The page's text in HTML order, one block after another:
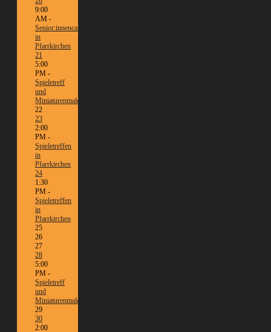
9:00
AM -
Senior:innencafé
in
Pfarrkirchen
21
5:00
PM -
Spieletreff
und
Miniaturenmalen/Tabletop
22
23
2:00
PM -
Spieletreffen
in
Pfarrkirchen
24
1:30
PM -
Spieletreffen
in
Pfarrkirchen
25
26
27
28
5:00
PM -
Spieletreff
und
Miniaturenmalen/Tabletop
29
30
2:00